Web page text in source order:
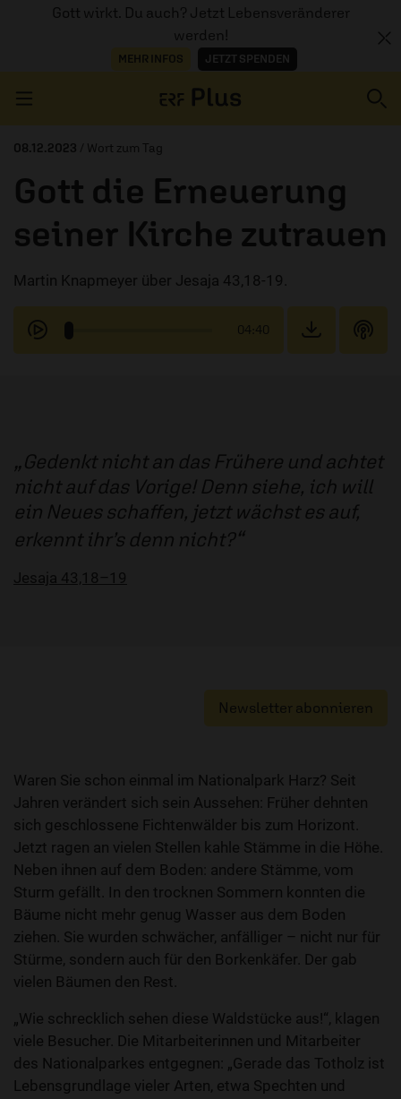
Gott wirkt. Du auch? Jetzt Lebensveränderer
werden!
MEHR INFOS JETZT SPENDEN
AUDIOTHEK
PROGRAMM
MITMACHEN
08.12.2023 / Wort zum Tag
Gott die Erneuerung
seiner Kirche zutrauen
Martin Knapmeyer über Jesaja 43,18-19.
04:40
Gedenkt nicht an das Frühere und achtet
nicht auf das Vorige! Denn siehe, ich will
ein Neues schaffen, jetzt wächst es auf,
erkennt ihr’s denn nicht?
Jesaja 43,18–19
Newsletter abonnieren
Waren Sie schon einmal im Nationalpark Harz? Seit
Jahren verändert sich sein Aussehen: Früher dehnten
sich geschlossene Fichtenwälder bis zum Horizont.
Jetzt ragen an vielen Stellen kahle Stämme in die Höhe.
Neben ihnen auf dem Boden: andere Stämme, vom
Sturm gefällt. In den trocknen Sommern konnten die
Bäume nicht mehr genug Wasser aus dem Boden
ziehen. Sie wurden schwächer, anfälliger – nicht nur für
Stürme, sondern auch für den Borkenkäfer. Der gab
vielen Bäumen den Rest.
„Wie schrecklich sehen diese Waldstücke aus!“, klagen
viele Besucher. Die Mitarbeiterinnen und Mitarbeiter
des Nationalparkes entgegnen: „Gerade das Totholz ist
Lebensgrundlage vieler Arten, etwa Spechten und